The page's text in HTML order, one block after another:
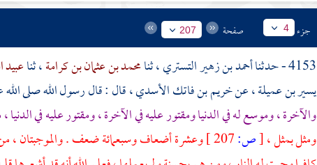
جزء 4 صفحة 207
4153 - حدثنا أحمد بن زهير التستري، ثنامحمد بن عثمان بن كرامة، ثنا
يسير بن عميلة، عنخريم بن فاتك الأسدي، قال : قال رسول الله صلى
والآخرة ، وموسع له في الدنيا ومقتور عليه في الآخرة ، ومقتور عليه في
ومثل بمثل ،[ص:
وعشرة أضعاف وسبعمائة ضعف . والموجبتان ،